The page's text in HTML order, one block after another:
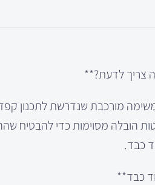
צריך לדעת?**
מורכבת שנדרשת לתכנון
הובלה מסוימות כדי
כבד.
כבד**